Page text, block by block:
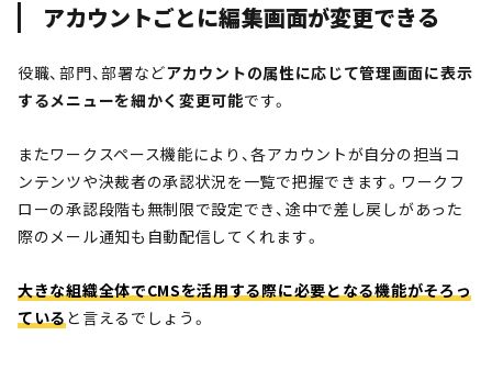
アカウントごとに編集画面が変更できる
役職、部門、部署などアカウントの属性に応じて管理画面に表示
するメニューを細かく変更可能です。
またワークスペース機能により、各アカウントが自分の担当コ
ンテンツや決裁者の承認状況を一覧で把握できます。ワークフ
ローの承認段階も無制限で設定でき、途中で差し戻しがあった
際のメール通知も自動配信してくれます。
大きな組織全体でCMSを活用する際に必要となる機能がそろっ
ていると言えるでしょう。